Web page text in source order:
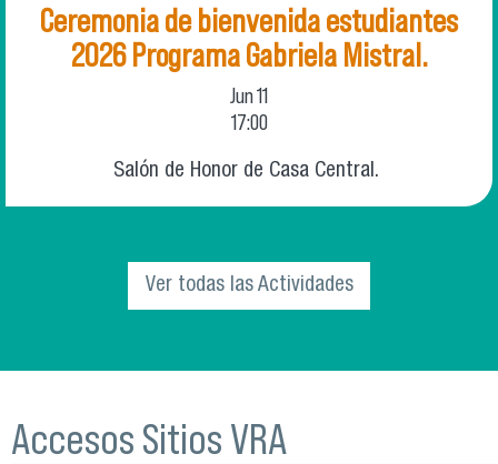
Ceremonia de bienvenida estudiantes
2026 Programa Gabriela Mistral.
Jun11
17:00
Salón de Honor de Casa Central.
Ver todas las Actividades
Accesos Sitios VRA